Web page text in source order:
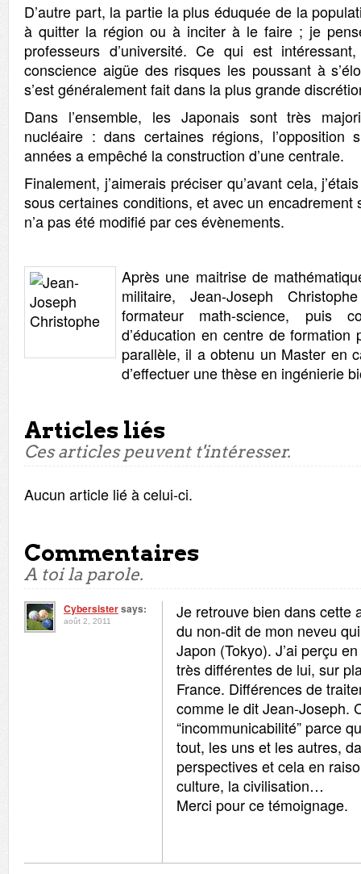
D’autre part, la partie la plus éduquée de la
à quitter la région ou à inciter à le faire ; je
professeurs d’université. Ce qui est
conscience aigüe des risques les poussant à
s’est généralement fait dans la plus grande
Dans l’ensemble, les Japonais sont très
nucléaire : dans certaines régions, l’opposition
années a empêché la construction d’une centrale.
Finalement, j’aimerais préciser qu’avant cela,
sous certaines conditions, et avec un encadrement
n’a pas été modifié par ces évènements.
Après une maitrise de
militaire, Jean-Joseph
formateur math-science, puis
d’éducation en centre de formation
parallèle, il a obtenu un Master en
d’effectuer une thèse en ingénierie
Articles liés
Ces articles peuvent t'intéresser.
Aucun article lié à celui-ci.
Commentaires
A toi la parole.
Cybersistersays:
août 2, 2011
Je retrouve bien dans cette
du non-dit de mon neveu
Japon (Tokyo). J’ai perçu
très différentes de lui, sur
France. Différences de
comme le dit Jean-Joseph.
“incommunicabilité” parce
tout, les uns et les autres,
perspectives et cela en
culture, la civilisation…
Merci pour ce témoignage.